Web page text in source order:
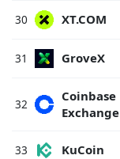
30 XT.COM
31 GroveX
32
Coinbase
Exchange
33 KuCoin